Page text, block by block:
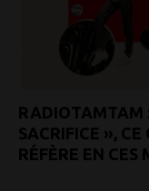
RADIOTAMTAM :
SACRIFICE », CE
RÉFÈRE EN CES